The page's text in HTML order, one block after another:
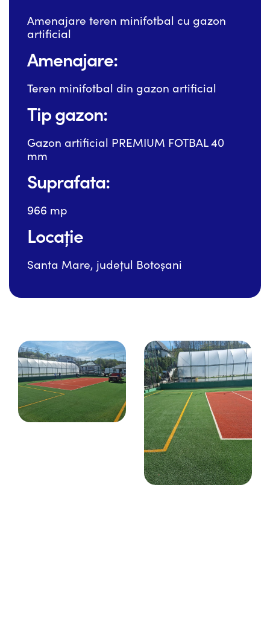
Amenajare teren minifotbal cu gazon
artificial
Amenajare:
Teren minifotbal din gazon artificial
Tip gazon:
Gazon artificial PREMIUM FOTBAL 40
mm
Suprafata:
966 mp
Locație
Santa Mare, județul Botoșani